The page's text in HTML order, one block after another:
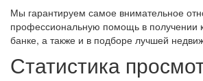
Мы гарантируем самое внимательное
профессиональную помощь в получении
банке, а также и в подборе лучшей
Статистика